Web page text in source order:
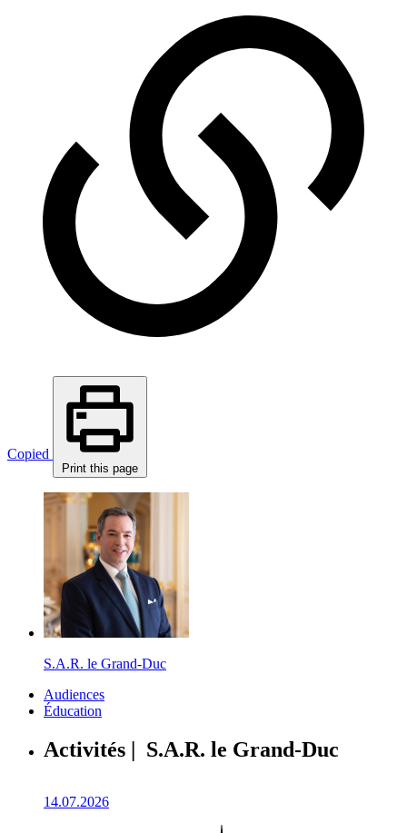
Copied
Print this page
S.A.R. le Grand-Duc
Audiences
Éducation
Activités | S.A.R. le Grand-Duc
14.07.2026